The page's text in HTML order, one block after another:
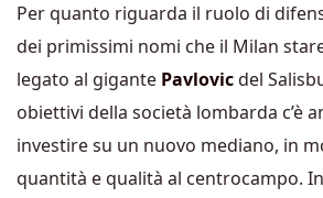
Per quanto riguarda il ruolo di
dei primissimi nomi che il Milan
legato al gigante Pavlovicdel
obiettivi della società lombarda c’è
investire su un nuovo mediano, in
quantità e qualità al centrocampo.